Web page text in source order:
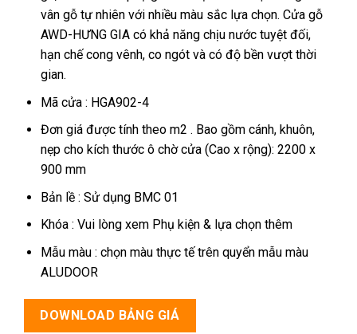
vân gỗ tự nhiên với nhiều màu sắc lựa chọn. Cửa gỗ
AWD-HƯNG GIA có khả năng chịu nước tuyệt đối,
hạn chế cong vênh, co ngót và có độ bền vượt thời
gian.
Mã cửa : HGA902-4
Đơn giá được tính theo m2 . Bao gồm cánh, khuôn,
nẹp cho kích thước ô chờ cửa (Cao x rộng): 2200 x
900 mm
Bản lề : Sử dụng BMC 01
Khóa : Vui lòng xem Phụ kiện & lựa chọn thêm
Mẫu màu : chọn màu thực tế trên quyển mẫu màu
ALUDOOR
DOWNLOAD BẢNG GIÁ